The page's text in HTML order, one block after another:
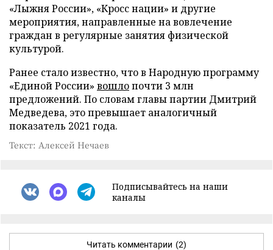
«Лыжня России», «Кросс нации» и другие
мероприятия, направленные на вовлечение
граждан в регулярные занятия физической
культурой.
Ранее стало известно, что в Народную программу
«Единой России» вошлопочти 3 млн
предложений. По словам главы партии Дмитрий
Медведева, это превышает аналогичный
показатель 2021 года.
Текст: Алексей Нечаев
Подписывайтесь на наши
каналы
Читать комментарии (2)